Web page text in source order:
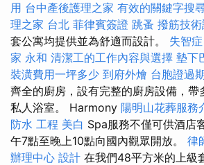
用 台中產後護理之家 有效的關鍵字搜
理之家 台北 菲律賓簽證 跳蚤 撥筋技
套公寓均提供並為舒適而設計。 失智症
家 永和 清潔工的工作內容與選擇 墊下
裝潢費用一坪多少 到府外燴 台胞證過
齊全的廚房，設有完整的廚房設備，帶
私人浴室。 Harmony 陽明山花葬服務
防水 工程 美白 Spa服務不僅可供酒店
午7點至晚上10點向國內觀眾開放。 律
辦理中心 設計 在我們48平方米的上級